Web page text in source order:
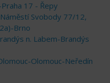
17 - Řepy
Svobody 77/12,
Brno
n. Labem-Brandýs
Olomouc-Neředín